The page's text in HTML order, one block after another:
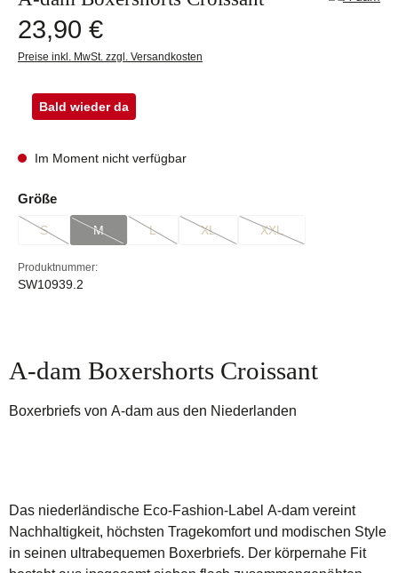
Regulärer Preis:
23,90 €
Preise inkl. MwSt. zzgl. Versandkosten
Bald wieder da
Im Moment nicht verfügbar
Größeauswählen
S
(Diese Option ist zurzeit nicht verfügbar.)
M
(Diese Option ist zurzeit nicht verfügbar.)
L
(Diese Option ist zurzeit nicht verfügbar.)
XL
(Diese Option ist zurzeit nicht
XXL
(Diese Option ist zurzeit
Produktnummer:
SW10939.2
A-dam Boxershorts Croissant
Boxerbriefs von A-dam aus den Niederlanden
Das niederländische Eco-Fashion-Label A-dam vereint
Nachhaltigkeit, höchsten Tragekomfort und modischen Style
in seinen ultrabequemen Boxerbriefs. Der körpernahe Fit